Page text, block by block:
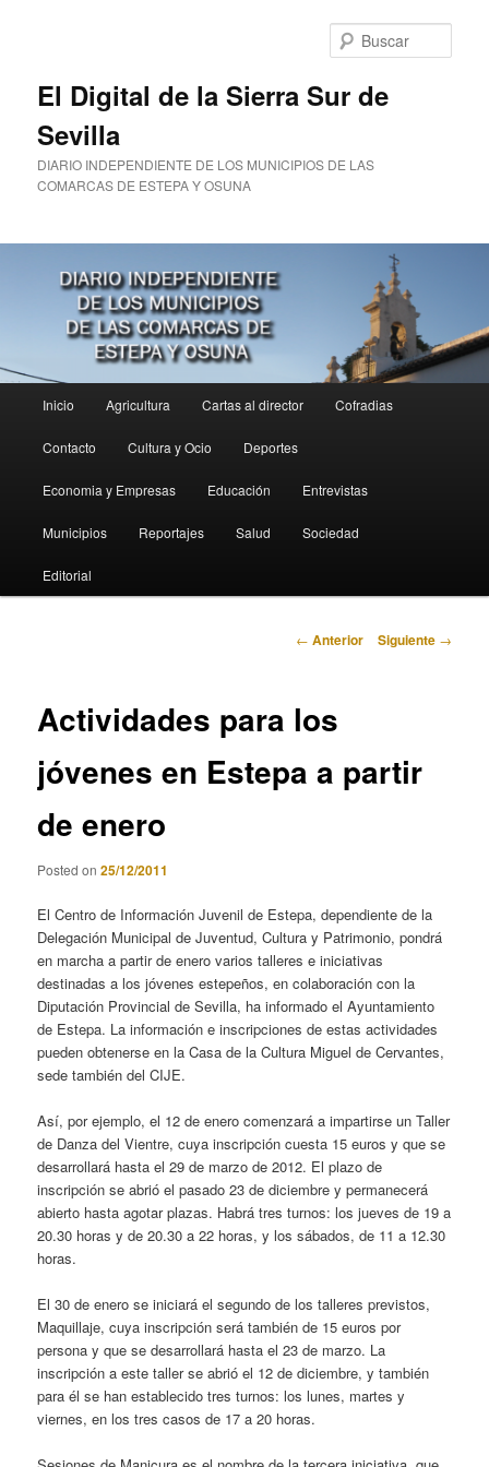
El Digital de la Sierra Sur de
Sevilla
DIARIO INDEPENDIENTE DE LOS MUNICIPIOS DE LAS
COMARCAS DE ESTEPA Y OSUNA
principal
Inicio Agricultura Cartas al director Cofradias
Contacto Cultura y Ocio Deportes
Economia y Empresas Educación Entrevistas
Municipios Reportajes Salud Sociedad
Editorial
Navegación
← Anterior Siguiente →
Actividades para los
jóvenes en Estepa a partir
de enero
Posted on25/12/2011
El Centro de Información Juvenil de Estepa, dependiente de la
Delegación Municipal de Juventud, Cultura y Patrimonio, pondrá
en marcha a partir de enero varios talleres e iniciativas
destinadas a los jóvenes estepeños, en colaboración con la
Diputación Provincial de Sevilla, ha informado el Ayuntamiento
de Estepa. La información e inscripciones de estas actividades
pueden obtenerse en la Casa de la Cultura Miguel de Cervantes,
sede también del CIJE.
Así, por ejemplo, el 12 de enero comenzará a impartirse un Taller
de Danza del Vientre, cuya inscripción cuesta 15 euros y que se
desarrollará hasta el 29 de marzo de 2012. El plazo de
inscripción se abrió el pasado 23 de diciembre y permanecerá
abierto hasta agotar plazas. Habrá tres turnos: los jueves de 19 a
20.30 horas y de 20.30 a 22 horas, y los sábados, de 11 a 12.30
horas.
El 30 de enero se iniciará el segundo de los talleres previstos,
Maquillaje, cuya inscripción será también de 15 euros por
persona y que se desarrollará hasta el 23 de marzo. La
inscripción a este taller se abrió el 12 de diciembre, y también
para él se han establecido tres turnos: los lunes, martes y
viernes, en los tres casos de 17 a 20 horas.